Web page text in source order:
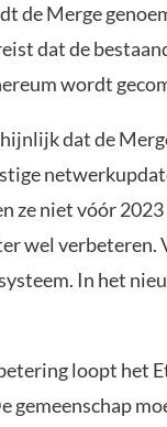
de Merge
dat de
wordt
dat de
ze niet vóór
wel verbeteren.
In het
loopt het
gemeenschap